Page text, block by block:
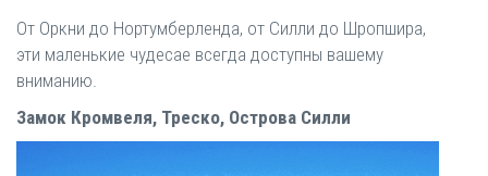
От Оркни до Нортумберленда, от Силли до Шропшира,
эти маленькие чудесае всегда доступны вашему
вниманию.
Замок Кромвеля, Треско, Острова Силли